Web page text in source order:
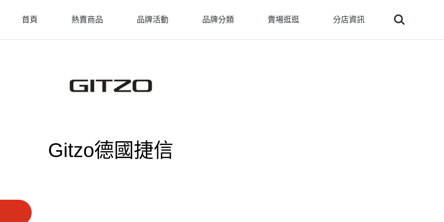
首頁 熱賣商品 品牌活動 品牌分類 賣場逛逛 分店資訊
Search
Gitzo德國捷信